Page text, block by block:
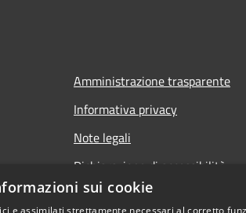
Amministrazione trasparente
Informativa privacy
Note legali
Dichiarazione di accessibilità
sui cookie
e assimilati strettamente necessari al corretto